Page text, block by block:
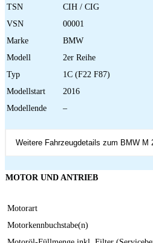
TSN
CIH / CIG
VSN
00001
Marke
BMW
Modell
2er Reihe
Typ
1C (F22 F87)
Modellstart
2016
Modellende
–
Weitere Fahrzeugdetails zum BMW M
MOTOR UND ANTRIEB
Motorart
Motorkennbuchstabe(n)